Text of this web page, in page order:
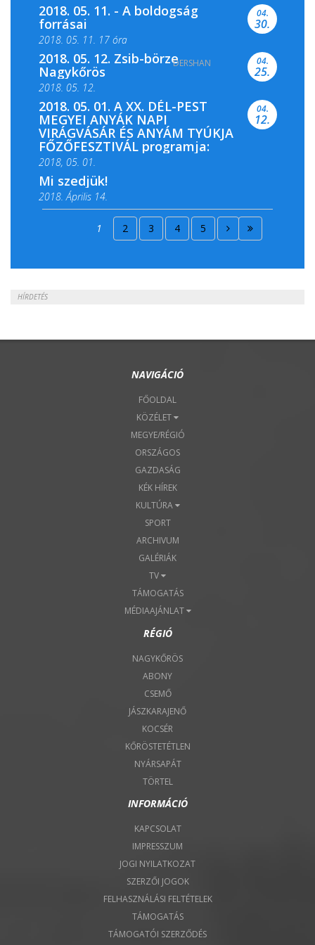
2018. 05. 11. - A boldogság
forrásai
2018. 05. 11. 17 óra
2018. 05. 11. 19 óra
04.
30.
2018. 05. 12. Zsib-börze
Nagykőrös
2018. 05. 12.
04.
25.
2018. 05. 01. A XX. DÉL-PEST
MEGYEI ANYÁK NAPI
VIRÁGVÁSÁR ÉS ANYÁM TYÚKJA
FŐZŐFESZTIVÁL programja:
2018, 05. 01.
04.
12.
Mi szedjük!
2018. Április 14.
2018. Április 15.
1 2 3 4 5
HÍRDETÉS
NAVIGÁCIÓ
FŐOLDAL
KÖZÉLET
MEGYE/RÉGIÓ
ORSZÁGOS
GAZDASÁG
KÉK HÍREK
KULTÚRA
SPORT
ARCHIVUM
GALÉRIÁK
TV
TÁMOGATÁS
MÉDIAAJÁNLAT
RÉGIÓ
NAGYKŐRÖS
ABONY
CSEMŐ
JÁSZKARAJENŐ
KOCSÉR
KŐRÖSTETÉTLEN
NYÁRSAPÁT
TÖRTEL
DERSHAN
INFORMÁCIÓ
KAPCSOLAT
IMPRESSZUM
JOGI NYILATKOZAT
SZERZŐI JOGOK
FELHASZNÁLÁSI FELTÉTELEK
TÁMOGATÁS
TÁMOGATÓI SZERZŐDÉS